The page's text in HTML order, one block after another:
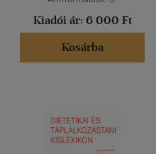
Kiadói ár: 6 000 Ft
Kosárba